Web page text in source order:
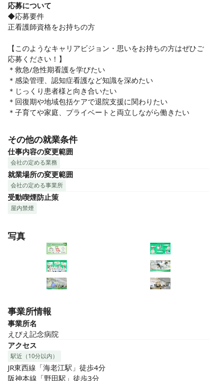
応募について
◆応募要件
正看護師資格をお持ちの方
【このようなキャリアビジョン・思いをお持ちの方はぜひご
応募ください！】
＊救急/急性期看護を学びたい
＊感染管理、認知症看護など知識を深めたい
＊じっくり患者様と向き合いたい
＊回復期や地域包括ケアで退院支援に関わりたい
＊子育てや家庭、プライベートと両立しながら働きたい
その他の就業条件
仕事内容の変更範囲
会社の定める業務
就業場所の変更範囲
会社の定める事業所
受動喫煙防止策
屋内禁煙
写真
事業所情報
事業所名
えびえ記念病院
アクセス
駅近（10分以内）
JR東西線「海老江駅」徒歩4分
阪神本線「野田駅」徒歩3分